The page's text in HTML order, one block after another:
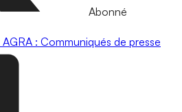
Abonné
AGRA : Communiqués de presse